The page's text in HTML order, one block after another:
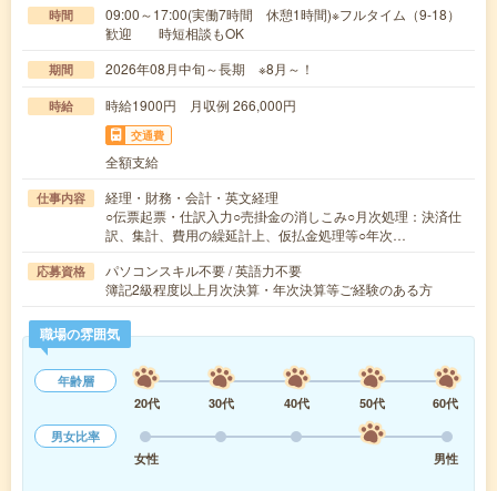
時間
09:00～17:00(実働7時間 休憩1時間)※フルタイム（9-18）
歓迎 時短相談もOK
期間 2026年08月中旬～長期 ※8月～！
時給 時給1900円 月収例 266,000円
交通費
全額支給
仕事内容
経理・財務・会計・英文経理
○伝票起票・仕訳入力○売掛金の消しこみ○月次処理：決済仕
訳、集計、費用の繰延計上、仮払金処理等○年次…
応募資格
パソコンスキル不要 / 英語力不要
簿記2級程度以上月次決算・年次決算等ご経験のある方
職場の雰囲気
年齢層
20代
30代 40代 50代
60代
男女比率
女性
男性